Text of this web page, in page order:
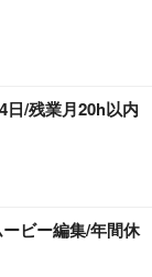
日/残業月20h以内
ビー編集/年間休